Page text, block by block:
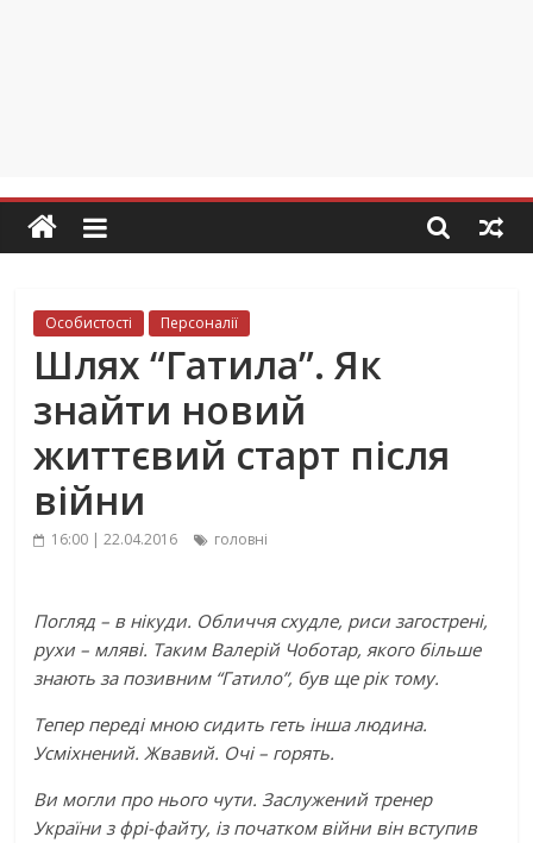
Особистості Персоналії
Шлях “Гатила”. Як
знайти новий
життєвий старт після
війни
16:00 | 22.04.2016 головні
Погляд – в нікуди. Обличчя схудле, риси загострені,
рухи – мляві. Таким Валерій Чоботар, якого більше
знають за позивним “Гатило”, був ще рік тому.
Тепер переді мною сидить геть інша людина.
Усміхнений. Жвавий. Очі – горять.
Ви могли про нього чути. Заслужений тренер
України з фрі-файту, із початком війни він вступив